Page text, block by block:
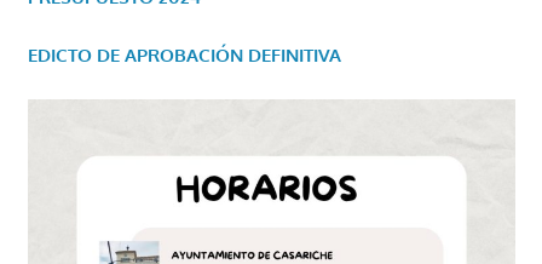
EDICTO DE APROBACIÓN DEFINITIVA